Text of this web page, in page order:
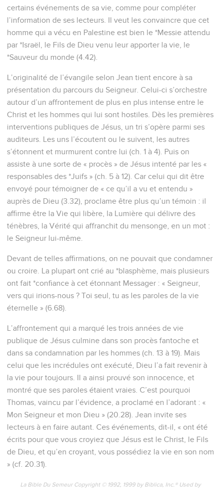
certains événements de sa vie, comme pour compléter
l’information de ses lecteurs. Il veut les convaincre que cet
homme qui a vécu en Palestine est bien le *Messie attendu
par *Israël, le Fils de Dieu venu leur apporter la vie, le
*Sauveur du monde (4.42).
L’originalité de l’évangile selon Jean tient encore à sa
présentation du parcours du Seigneur. Celui-ci s’orchestre
autour d’un affrontement de plus en plus intense entre le
Christ et les hommes qui lui sont hostiles. Dès les premières
interventions publiques de Jésus, un tri s’opère parmi ses
auditeurs. Les uns l’écoutent ou le suivent, les autres
s’étonnent et murmurent contre lui (ch. 1 à 4). Puis on
assiste à une sorte de « procès » de Jésus intenté par les «
responsables des *Juifs » (ch. 5 à 12). Car celui qui dit être
envoyé pour témoigner de « ce qu’il a vu et entendu »
auprès de Dieu (3.32), proclame être plus qu’un témoin : il
affirme être la Vie qui libère, la Lumière qui délivre des
ténèbres, la Vérité qui affranchit du mensonge, en un mot :
le Seigneur lui-même.
Devant de telles affirmations, on ne pouvait que condamner
ou croire. La plupart ont crié au *blasphème, mais plusieurs
ont fait *confiance à cet étonnant Messager : « Seigneur,
vers qui irions-nous ? Toi seul, tu as les paroles de la vie
éternelle » (6.68).
L’affrontement qui a marqué les trois années de vie
publique de Jésus culmine dans son procès fantoche et
dans sa condamnation par les hommes (ch. 13 à 19). Mais
celui que les incrédules ont exécuté, Dieu l’a fait revenir à
la vie pour toujours. Il a ainsi prouvé son innocence, et
montré que ses paroles étaient vraies. C’est pourquoi
Thomas, vaincu par l’évidence, a proclamé en l’adorant : «
Mon Seigneur et mon Dieu » (20.28). Jean invite ses
lecteurs à en faire autant. Ces événements, dit-il, « ont été
écrits pour que vous croyiez que Jésus est le Christ, le Fils
de Dieu, et qu’en croyant, vous possédiez la vie en son nom
» (cf. 20.31).
La Bible Du Semeur Copyright © 1992, 1999 by Biblica, Inc.® Used by